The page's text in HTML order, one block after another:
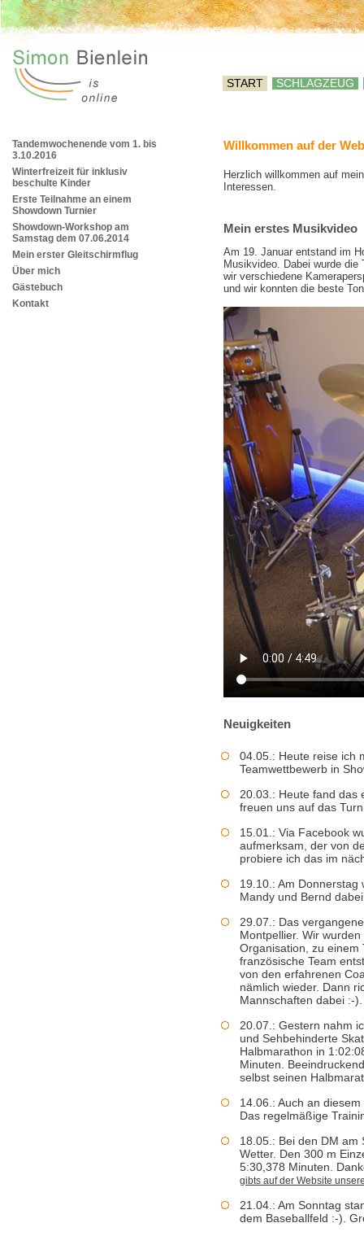
START SCHLAGZEUG
Tandemwochenende vom 1. bis
3.10.2016
Winterfreizeit für inklusiv
beschulte Kinder
Erste Teilnahme an einem
Showdown Turnier
Showdown-Workshop am
Samstag dem 07.06.2014
Mein erster Gleitschirmflug
Über mich
Gästebuch
Kontakt
Willkommen auf der
Herzlich willkommen auf
Interessen.
Mein erstes Musikvideo
Am 19. Januar entstand im
Musikvideo. Dabei wurde
wir verschiedene
und wir konnten die beste
Neuigkeiten
04.05.: Heute reise ich
Teamwettbewerb in
20.03.: Heute fand das
freuen uns auf das
15.01.: Via Facebook
aufmerksam, der von
probiere ich das im
19.10.: Am
Mandy und Bernd
29.07.: Das
Montpellier. Wir
Organisation, zu einem
französische Team
von den erfahrenen
nämlich wieder. Dann
Mannschaften dabei :-).
20.07.: Gestern nahm
und Sehbehinderte
Halbmarathon in
Minuten.
selbst seinen
14.06.: Auch an
Das regelmäßige
18.05.: Bei den DM am
Wetter. Den 300 m
5:30,378 Minuten.
gibts auf der Website
21.04.: Am Sonntag
dem Baseballfeld :-).